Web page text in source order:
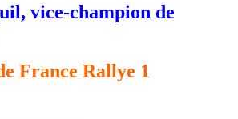
vice-champion de
France Rallye 1